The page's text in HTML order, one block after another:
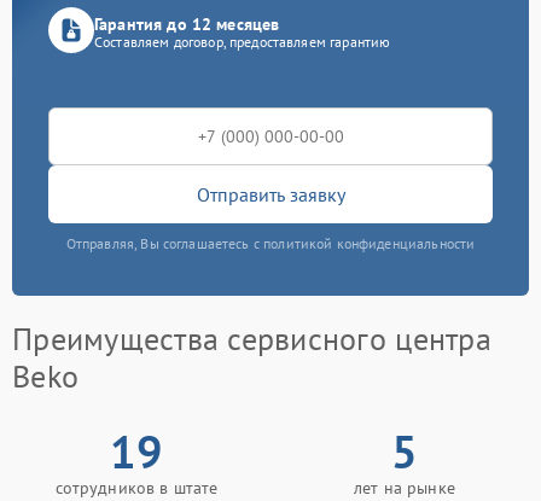
Гарантия до 12 месяцев
Составляем договор, предоставляем гарантию
Отправить заявку
Отправляя, Вы соглашаетесь с политикой конфиденциальности
Преимущества сервисного центра
Beko
19
сотрудников в штате
5
лет на рынке